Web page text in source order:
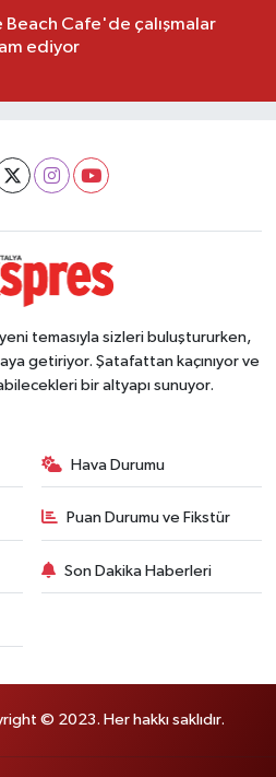
Beach Cafe'de çalışmalar
ediyor
temasıyla sizleri buluştururken,
getiriyor. Şatafattan kaçınıyor ve
bir altyapı sunuyor.
Hava Durumu
Puan Durumu ve Fikstür
Son Dakika Haberleri
© 2023. Her hakkı saklıdır.